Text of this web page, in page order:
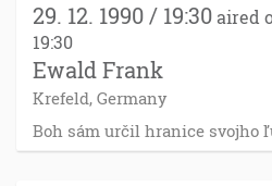
29. 12. 1990 / 19:30 aired
19:30
Ewald Frank
Krefeld, Germany
Boh sám určil hranice svojho